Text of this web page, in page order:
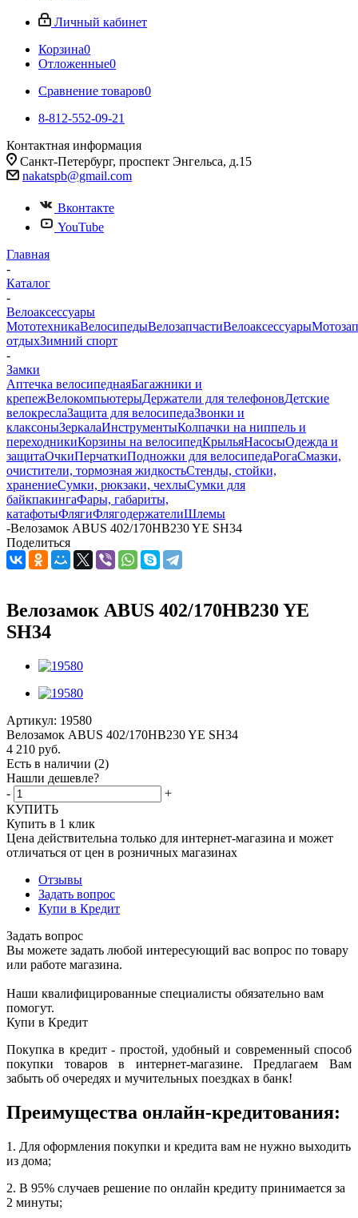
Личный кабинет
Корзина0
Отложенные0
Сравнение товаров0
8-812-552-09-21
Контактная информация
Санкт-Петербург, проспект Энгельса, д.15
nakatspb@gmail.com
Вконтакте
YouTube
Главная
-
Каталог
-
Велоаксессуары
МототехникаВелосипедыВелозапчастиВелоаксессуары
отдыхЗимний спорт
-
Замки
Аптечка велосипеднаяБагажники и
крепежВелокомпьютерыДержатели для телефоновДетские
велокреслаЗащита для велосипедаЗвонки и
клаксоныЗеркалаИнструментыКолпачки на ниппель и
переходникиКорзины на велосипедКрыльяНасосыОдежда и
защитаОчкиПерчаткиПодножки для велосипедаРогаСмазки,
очистители, тормозная жидкостьСтенды, стойки,
хранениеСумки, рюкзаки, чехлыСумки для
байкпакингаФары, габариты,
катафотыФлягиФлягодержателиШлемы
-Велозамок ABUS 402/170HB230 YE SH34
Поделиться
Велозамок ABUS 402/170HB230 YE
SH34
Артикул: 19580
Велозамок ABUS 402/170HB230 YE SH34
4 210 руб.
Есть в наличии (2)
Нашли дешевле?
-
+
КУПИТЬ
Купить в 1 клик
Цена действительна только для интернет-магазина и может
отличаться от цен в розничных магазинах
Отзывы
Задать вопрос
Купи в Кредит
Задать вопрос
Вы можете задать любой интересующий вас вопрос по товару
или работе магазина.
Наши квалифицированные специалисты обязательно вам
помогут.
Купи в Кредит
Покупка в кредит - простой, удобный и современный способ
покупки товаров в интернет-магазине. Предлагаем Вам
забыть об очередях и мучительных поездках в банк!
Преимущества онлайн-кредитования:
1. Для оформления покупки и кредита вам не нужно выходить
из дома;
2. В 95% случаев решение по онлайн кредиту принимается за
2 минуты;